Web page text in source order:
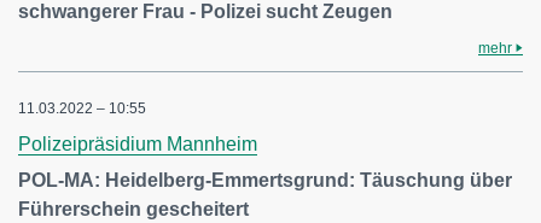
schwangerer Frau - Polizei sucht Zeugen
mehr
11.03.2022 – 10:55
Polizeipräsidium Mannheim
POL-MA: Heidelberg-Emmertsgrund: Täuschung über
Führerschein gescheitert